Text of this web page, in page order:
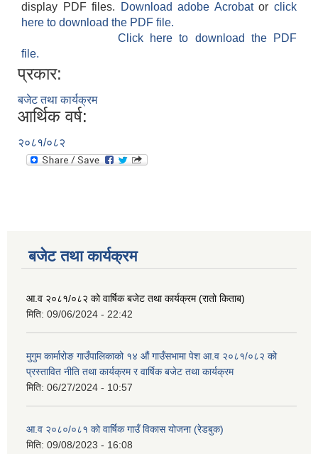
display PDF files.
Download adobe Acrobatorclick
here to download the PDF file.
Click here to download the PDF
file.
प्रकार:
बजेट तथा कार्यक्रम
आर्थिक वर्ष:
२०८१/०८२
बजेट तथा कार्यक्रम
आ.व २०८१/०८२ को वार्षिक बजेट तथा कार्यक्रम (रातो किताब)
मिति: 09/06/2024 - 22:42
मुगुम कार्मारोङ गाउँपालिकाको १४ औं गाउँसभामा पेश आ.व २०८१/०८२ को
प्रस्तावित नीति तथा कार्यक्रम र वार्षिक बजेट तथा कार्यक्रम
मिति: 06/27/2024 - 10:57
आ.व २०८०/०८१ को वार्षिक गाउँ विकास योजना (रेडबुक)
मिति: 09/08/2023 - 16:08